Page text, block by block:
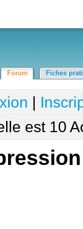
Forum Fiches
|
est 10